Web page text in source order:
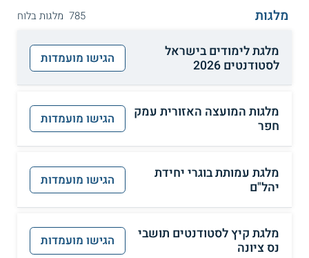
מלגות
785 מלגות בלוח
מלגת לימודים בישראל
לסטודנטים 2026
הגישו מועמדות
מלגות המועצה האזורית עמק
חפר
הגישו מועמדות
מלגת עמותת בוגרי יחידת
יהל"ם
הגישו מועמדות
מלגת קיץ לסטודנטים תושבי
נס ציונה
הגישו מועמדות